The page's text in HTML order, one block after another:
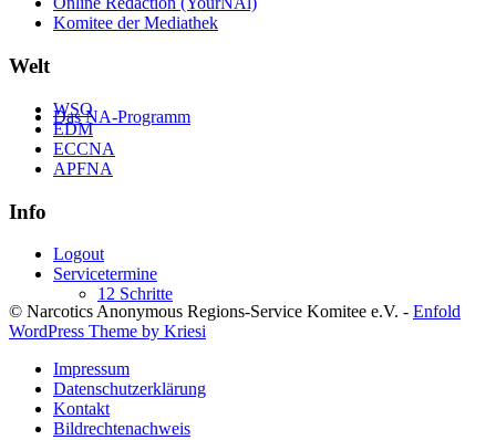
Das NA-Programm
12 Schritte
Komitee der Mediathek
Welt
WSO
EDM
ECCNA
APFNA
Info
Logout
Servicetermine
© Narcotics Anonymous Regions-Service Komitee e.V. - Enfold
WordPress Theme by Kriesi
Impressum
Datenschutzerklärung
Kontakt
Bildrechtenachweis